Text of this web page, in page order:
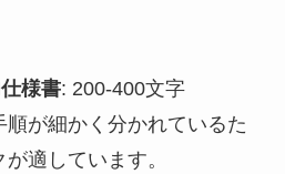
様書: 200-400文字
が細かく分かれているた
適しています。